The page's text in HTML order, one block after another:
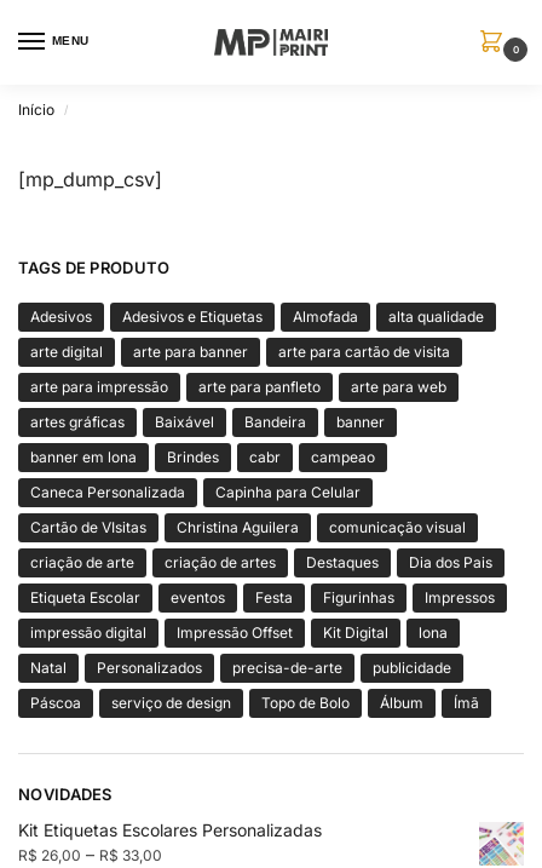
MENU
0
Início /
[mp_dump_csv]
TAGS DE PRODUTO
Adesivos Adesivos e Etiquetas Almofada
alta qualidade
arte digital
arte para banner
arte para cartão de visita
arte para impressão
arte para panfleto
arte para web
artes gráficas
Baixável Bandeira
banner
banner em lona
Brindes cabr
campeao
Caneca Personalizada
Capinha para Celular
Cartão de VIsitas
Christina Aguilera
comunicação visual
criação de arte
criação de artes Destaques
Dia dos Pais
Etiqueta Escolar
eventos Festa Figurinhas
Impressos
impressão digital
Impressão Offset Kit Digital
lona
Natal
Personalizados precisa-de-arte
publicidade
Páscoa
serviço de design Topo de Bolo Álbum Ímã
NOVIDADES
Kit Etiquetas Escolares Personalizadas
R$ 26,00 – R$ 33,00